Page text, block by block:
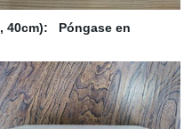
40cm): Póngase en